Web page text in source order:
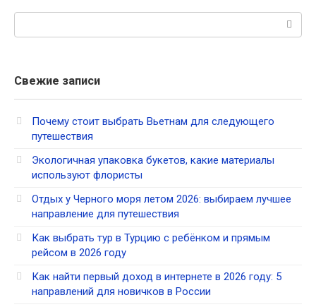
Свежие записи
Почему стоит выбрать Вьетнам для следующего
путешествия
Экологичная упаковка букетов, какие материалы
используют флористы
Отдых у Черного моря летом 2026: выбираем лучшее
направление для путешествия
Как выбрать тур в Турцию с ребёнком и прямым
рейсом в 2026 году
Как найти первый доход в интернете в 2026 году: 5
направлений для новичков в России